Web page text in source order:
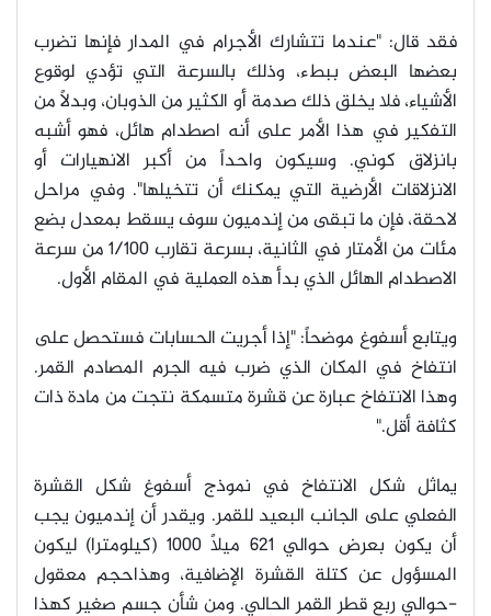
فقد قال: "عندما تتشارك الأجرام في المدار فإنها تضرب
بعضها البعض ببطء، وذلك بالسرعة التي تؤدي لوقوع
الأشياء، فلا يخلق ذلك صدمة أو الكثير من الذوبان، وبدلاً من
التفكير في هذا الأمر على أنه اصطدام هائل، فهو أشبه
بانزلاق كوني. وسيكون واحداً من أكبر الانهيارات أو
الانزلاقات الأرضية التي يمكنك أن تتخيلها". وفي مراحل
لاحقة، فإن ما تبقى من إندميون سوف يسقط بمعدل بضع
مئات من الأمتار في الثانية، بسرعة تقارب 1/100 من سرعة
الاصطدام الهائل الذي بدأ هذه العملية في المقام الأول.
ويتابع أسفوغ موضحاً: "إذا أجريت الحسابات فستحصل على
انتفاخ في المكان الذي ضرب فيه الجرم المصادم القمر.
وهذا الانتفاخ عبارة عن قشرة متسمكة نتجت من مادة ذات
كثافة أقل."
يماثل شكل الانتفاخ في نموذج أسفوغ شكل القشرة
الفعلي على الجانب البعيد للقمر. ويقدر أن إندميون يجب
أن يكون بعرض حوالي 621 ميلاً 1000 (كيلومترا) ليكون
المسؤول عن كتلة القشرة الإضافية، وهذاحجم معقول
-حوالي ربع قطر القمر الحالي. ومن شأن جسم صغير كهذا